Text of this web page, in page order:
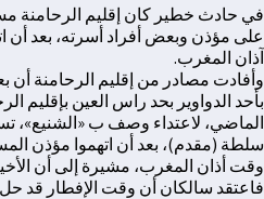
في حادث خطير كان إقليم الرحامنة
على مؤذن وبعض أفراد أسرته، بعد أن
آذان المغرب.
وأفادت مصادر من إقليم الرحامنة
بأحد الدواوير بحد راس العين بإقليم
الماضي، لاعتداء وصف ب «الشنيع»،
سلطة (مقدم)، بعد أن اتهموا مؤذن
وقت أذان المغرب، مشيرة إلى أن
فاعتقد سالكان أن وقت الإفطار قد